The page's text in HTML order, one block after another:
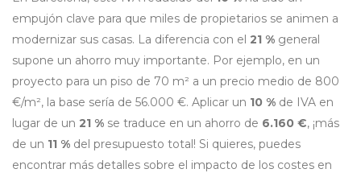
empujón clave para que miles de propietarios se animen a
modernizar sus casas. La diferencia con el 21 % general
supone un ahorro muy importante. Por ejemplo, en un
proyecto para un piso de 70 m² a un precio medio de 800
€/m², la base sería de 56.000 €. Aplicar un 10 % de IVA en
lugar de un 21 % se traduce en un ahorro de 6.160 €, ¡más
de un 11 % del presupuesto total! Si quieres, puedes
encontrar más detalles sobre el impacto de los costes en